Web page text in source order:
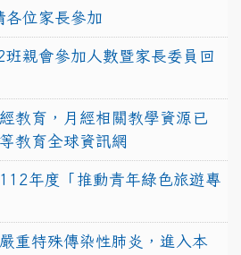
各位家長參加
親會參加人數暨家長委員回
教育，月經相關教學資源已
教育全球資訊網
年度「推動青年綠色旅遊專
重特殊傳染性肺炎，進入本